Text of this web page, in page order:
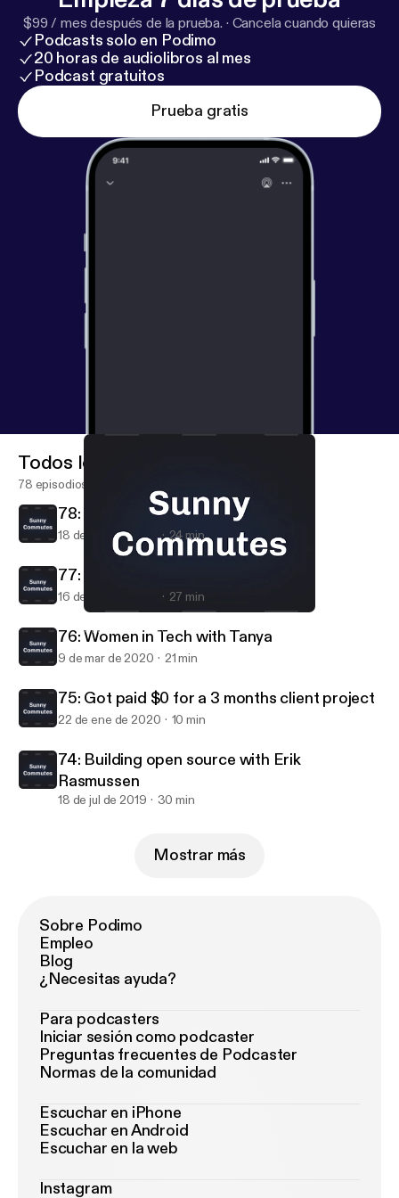
$99 / mes después de la prueba. · Cancela cuando quieras
Podcasts solo en Podimo
20 horas de audiolibros al mes
Podcast gratuitos
Prueba gratis
Sunny Commutes
Todos los episodios
78 episodios
78: Moving to New York (part 2)
18 de sep de 2020 24 min
77: Moving to New York (part 1)
16 de sep de 2020 27 min
76: Women in Tech with Tanya
9 de mar de 2020 21 min
75: Got paid $0 for a 3 months client project
22 de ene de 2020 10 min
74: Building open source with Erik
Rasmussen
18 de jul de 2019 30 min
Mostrar más
Sobre Podimo
Empleo
Blog
¿Necesitas ayuda?
Para podcasters
Iniciar sesión como podcaster
Preguntas frecuentes de Podcaster
Normas de la comunidad
Escuchar en iPhone
Escuchar en Android
Escuchar en la web
Instagram